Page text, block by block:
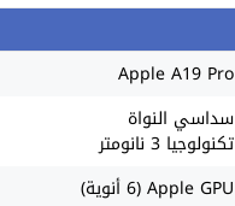
Apple A19 Pro
سداسي النواة
تكنولوجيا 3 نانومتر
Apple GPU (6 أنوية)